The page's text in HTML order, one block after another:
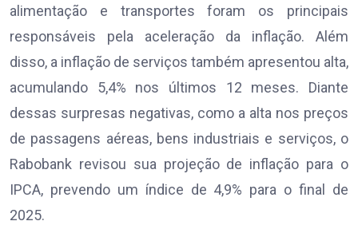
alimentação e transportes foram os principais
responsáveis pela aceleração da inflação. Além
disso, a inflação de serviços também apresentou alta,
acumulando 5,4% nos últimos 12 meses. Diante
dessas surpresas negativas, como a alta nos preços
de passagens aéreas, bens industriais e serviços, o
Rabobank revisou sua projeção de inflação para o
IPCA, prevendo um índice de 4,9% para o final de
2025.